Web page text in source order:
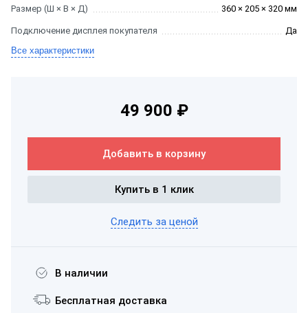
Размер (Ш × В × Д) 360 × 205 × 320 мм
Подключение дисплея покупателя
Да
Все характеристики
49 900 ₽
Добавить в корзину
Купить в 1 клик
Следить за ценой
В наличии
Бесплатная доставка